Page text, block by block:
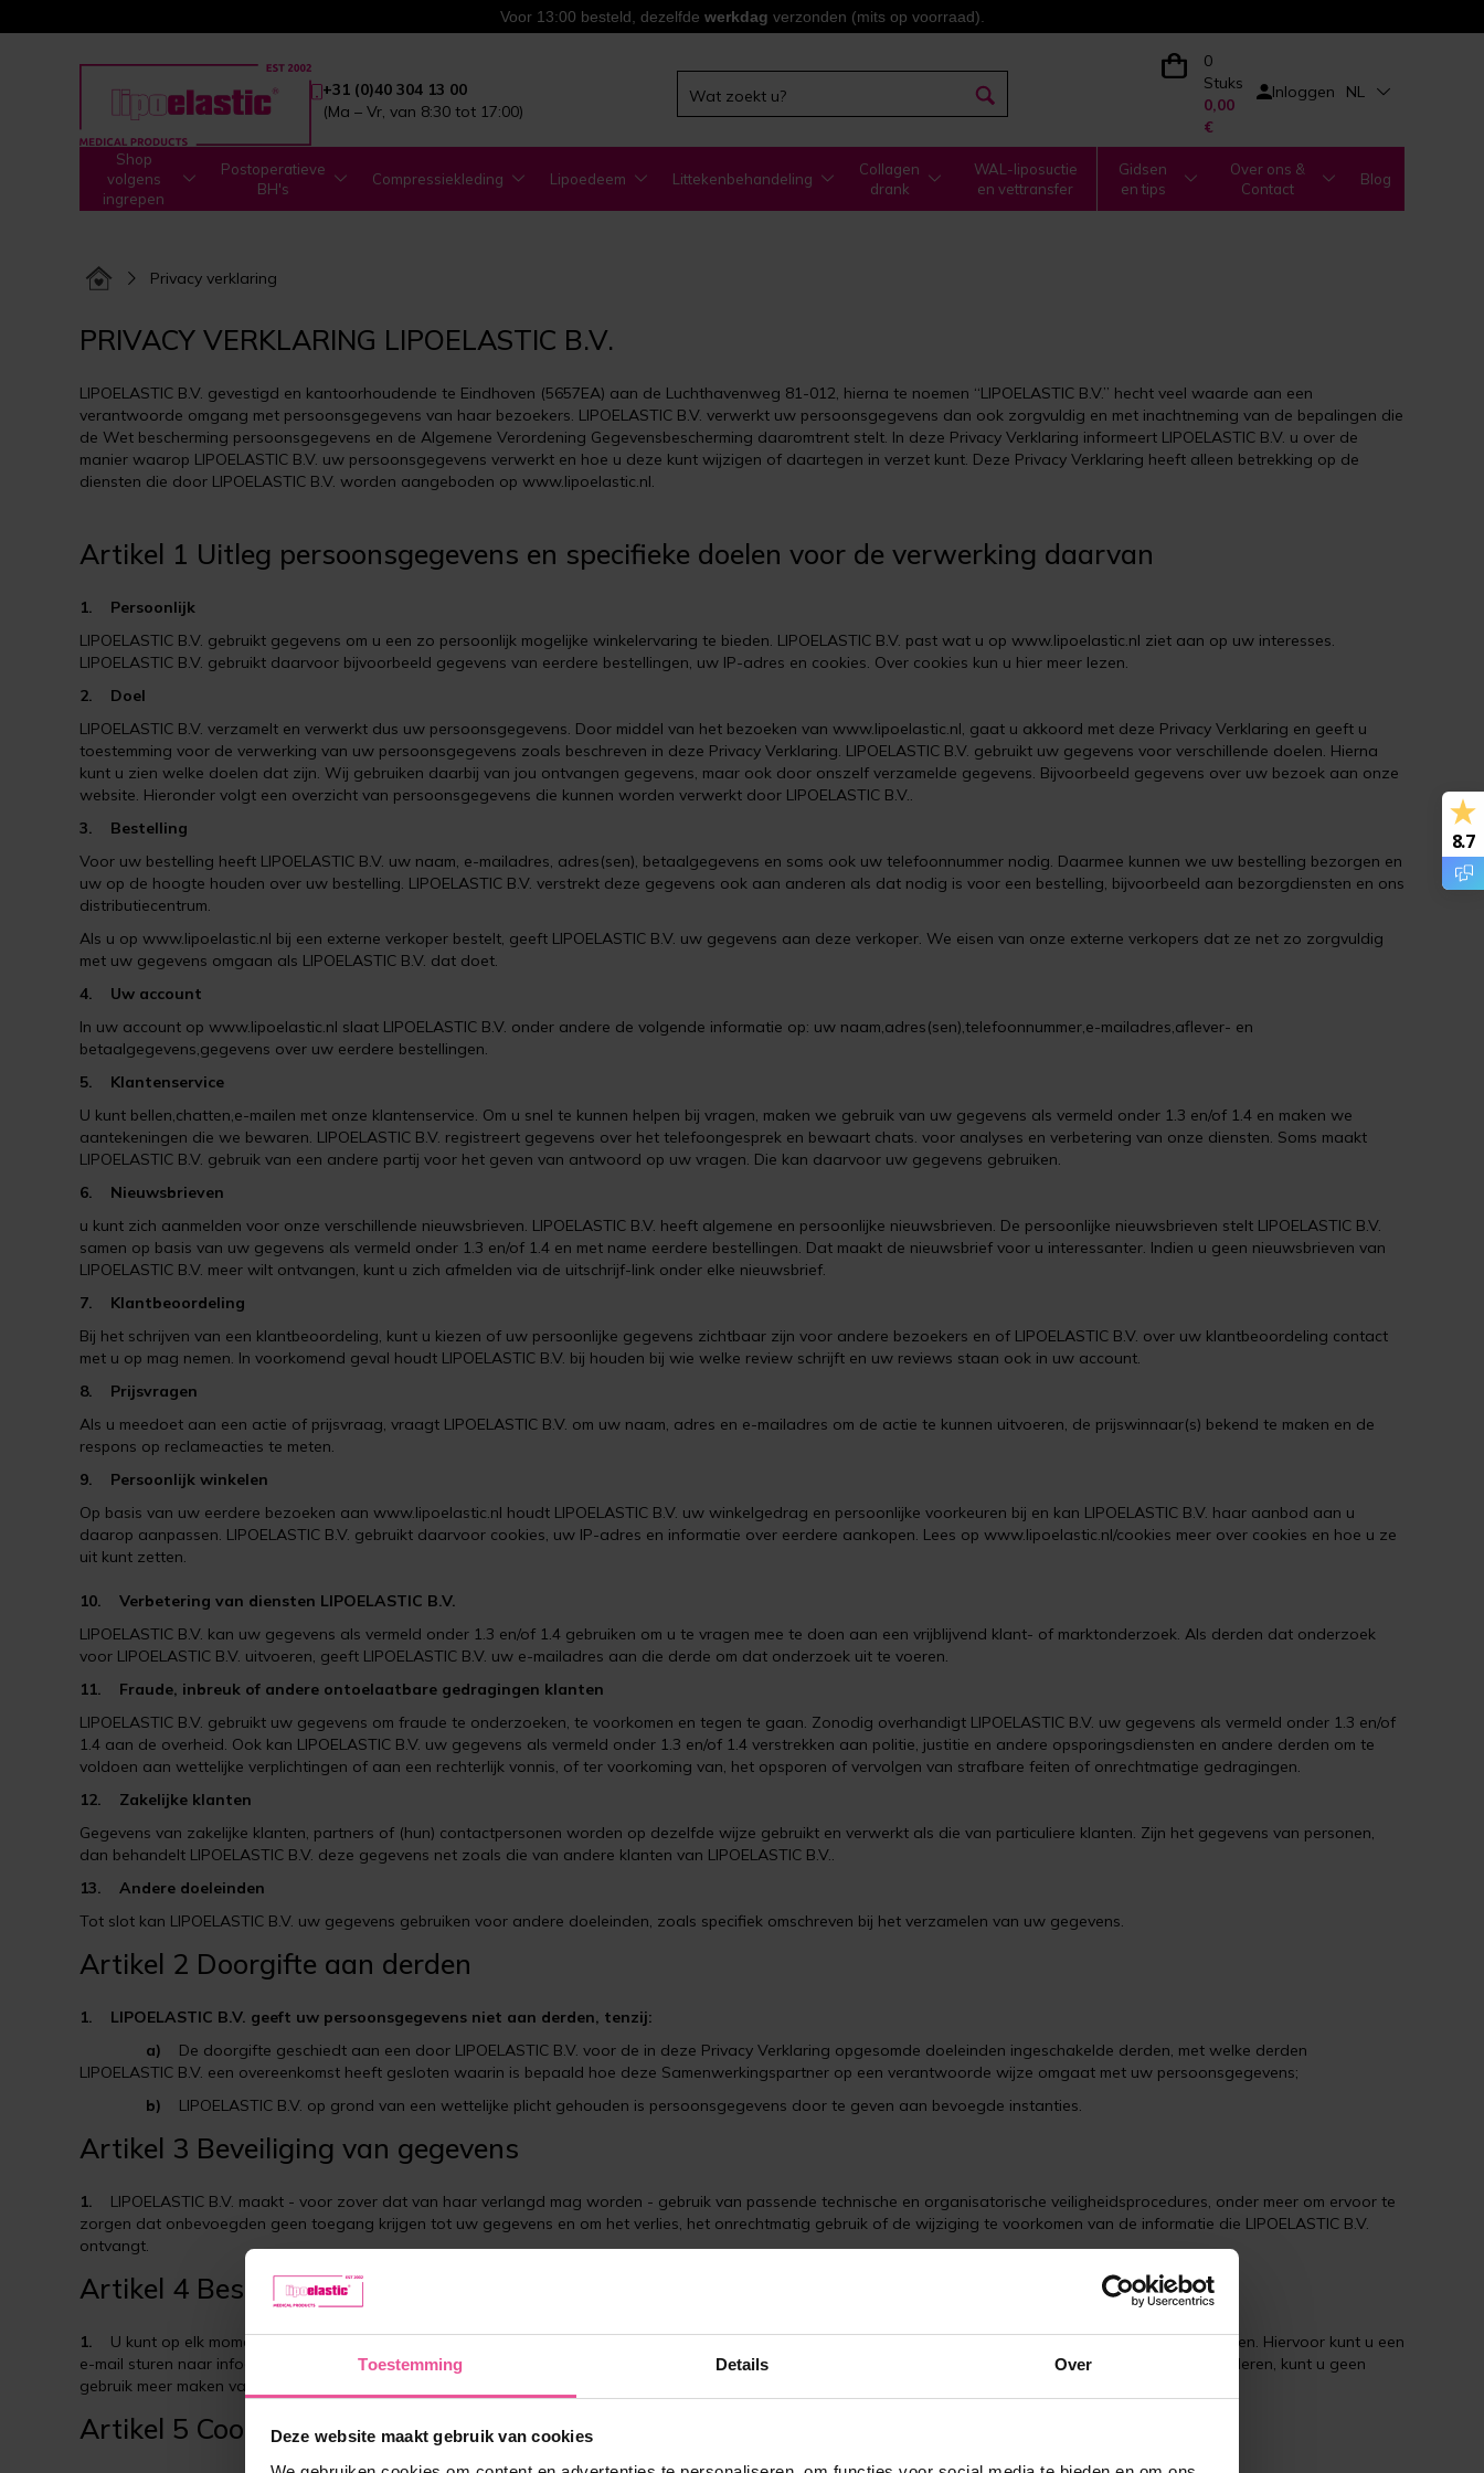
Toestemming Details Over
Deze website maakt gebruik van cookies
Voor 13:00 besteld, dezelfde werkdag verzonden (mits op voorraad).
+31 (0)40 304 13 00
(Ma – Vr, van 8:30 tot 17:00)
0
Stuks
0,00
€
Inloggen NL
Shop
volgens
ingrepen
Postoperatieve
BH's
Compressiekleding Lipoedeem Littekenbehandeling
Collagen
drank
WAL-liposuctie
en vettransfer
Gidsen
en tips
Over ons &
Contact
Blog
Privacy verklaring
PRIVACY VERKLARING LIPOELASTIC B.V.
LIPOELASTIC B.V. gevestigd en kantoorhoudende te Eindhoven (5657EA) aan de Luchthavenweg 81-012, hierna te noemen “LIPOELASTIC B.V.” hecht veel waarde aan een
verantwoorde omgang met persoonsgegevens van haar bezoekers. LIPOELASTIC B.V. verwerkt uw persoonsgegevens dan ook zorgvuldig en met inachtneming van de bepalingen die
de Wet bescherming persoonsgegevens en de Algemene Verordening Gegevensbescherming daaromtrent stelt. In deze Privacy Verklaring informeert LIPOELASTIC B.V. u over de
manier waarop LIPOELASTIC B.V. uw persoonsgegevens verwerkt en hoe u deze kunt wijzigen of daartegen in verzet kunt. Deze Privacy Verklaring heeft alleen betrekking op de
diensten die door LIPOELASTIC B.V. worden aangeboden op www.lipoelastic.nl.
Artikel 1 Uitleg persoonsgegevens en specifieke doelen voor de verwerking daarvan
1. Persoonlijk
LIPOELASTIC B.V. gebruikt gegevens om u een zo persoonlijk mogelijke winkelervaring te bieden. LIPOELASTIC B.V. past wat u op www.lipoelastic.nl ziet aan op uw interesses.
LIPOELASTIC B.V. gebruikt daarvoor bijvoorbeeld gegevens van eerdere bestellingen, uw IP-adres en cookies. Over cookies kun u hier meer lezen.
2. Doel
LIPOELASTIC B.V. verzamelt en verwerkt dus uw persoonsgegevens. Door middel van het bezoeken van www.lipoelastic.nl, gaat u akkoord met deze Privacy Verklaring en geeft u
toestemming voor de verwerking van uw persoonsgegevens zoals beschreven in deze Privacy Verklaring. LIPOELASTIC B.V. gebruikt uw gegevens voor verschillende doelen. Hierna
kunt u zien welke doelen dat zijn. Wij gebruiken daarbij van jou ontvangen gegevens, maar ook door onszelf verzamelde gegevens. Bijvoorbeeld gegevens over uw bezoek aan onze
website. Hieronder volgt een overzicht van persoonsgegevens die kunnen worden verwerkt door LIPOELASTIC B.V..
3. Bestelling
Voor uw bestelling heeft LIPOELASTIC B.V. uw naam, e-mailadres, adres(sen), betaalgegevens en soms ook uw telefoonnummer nodig. Daarmee kunnen we uw bestelling bezorgen en
uw op de hoogte houden over uw bestelling. LIPOELASTIC B.V. verstrekt deze gegevens ook aan anderen als dat nodig is voor een bestelling, bijvoorbeeld aan bezorgdiensten en ons
distributiecentrum.
Als u op www.lipoelastic.nl bij een externe verkoper bestelt, geeft LIPOELASTIC B.V. uw gegevens aan deze verkoper. We eisen van onze externe verkopers dat ze net zo zorgvuldig
met uw gegevens omgaan als LIPOELASTIC B.V. dat doet.
4. Uw account
In uw account op www.lipoelastic.nl slaat LIPOELASTIC B.V. onder andere de volgende informatie op: uw naam,adres(sen),telefoonnummer,e-mailadres,aflever- en
betaalgegevens,gegevens over uw eerdere bestellingen.
5. Klantenservice
U kunt bellen,chatten,e-mailen met onze klantenservice. Om u snel te kunnen helpen bij vragen, maken we gebruik van uw gegevens als vermeld onder 1.3 en/of 1.4 en maken we
aantekeningen die we bewaren. LIPOELASTIC B.V. registreert gegevens over het telefoongesprek en bewaart chats. voor analyses en verbetering van onze diensten. Soms maakt
LIPOELASTIC B.V. gebruik van een andere partij voor het geven van antwoord op uw vragen. Die kan daarvoor uw gegevens gebruiken.
6. Nieuwsbrieven
u kunt zich aanmelden voor onze verschillende nieuwsbrieven. LIPOELASTIC B.V. heeft algemene en persoonlijke nieuwsbrieven. De persoonlijke nieuwsbrieven stelt LIPOELASTIC B.V.
samen op basis van uw gegevens als vermeld onder 1.3 en/of 1.4 en met name eerdere bestellingen. Dat maakt de nieuwsbrief voor u interessanter. Indien u geen nieuwsbrieven van
LIPOELASTIC B.V. meer wilt ontvangen, kunt u zich afmelden via de uitschrijf-link onder elke nieuwsbrief.
7. Klantbeoordeling
Bij het schrijven van een klantbeoordeling, kunt u kiezen of uw persoonlijke gegevens zichtbaar zijn voor andere bezoekers en of LIPOELASTIC B.V. over uw klantbeoordeling contact
met u op mag nemen. In voorkomend geval houdt LIPOELASTIC B.V. bij houden bij wie welke review schrijft en uw reviews staan ook in uw account.
8. Prijsvragen
Als u meedoet aan een actie of prijsvraag, vraagt LIPOELASTIC B.V. om uw naam, adres en e-mailadres om de actie te kunnen uitvoeren, de prijswinnaar(s) bekend te maken en de
respons op reclameacties te meten.
9. Persoonlijk winkelen
Op basis van uw eerdere bezoeken aan www.lipoelastic.nl houdt LIPOELASTIC B.V. uw winkelgedrag en persoonlijke voorkeuren bij en kan LIPOELASTIC B.V. haar aanbod aan u
daarop aanpassen. LIPOELASTIC B.V. gebruikt daarvoor cookies, uw IP-adres en informatie over eerdere aankopen. Lees op www.lipoelastic.nl/cookies meer over cookies en hoe u ze
uit kunt zetten.
10. Verbetering van diensten LIPOELASTIC B.V.
LIPOELASTIC B.V. kan uw gegevens als vermeld onder 1.3 en/of 1.4 gebruiken om u te vragen mee te doen aan een vrijblijvend klant- of marktonderzoek. Als derden dat onderzoek
voor LIPOELASTIC B.V. uitvoeren, geeft LIPOELASTIC B.V. uw e-mailadres aan die derde om dat onderzoek uit te voeren.
11. Fraude, inbreuk of andere ontoelaatbare gedragingen klanten
LIPOELASTIC B.V. gebruikt uw gegevens om fraude te onderzoeken, te voorkomen en tegen te gaan. Zonodig overhandigt LIPOELASTIC B.V. uw gegevens als vermeld onder 1.3 en/of
1.4 aan de overheid. Ook kan LIPOELASTIC B.V. uw gegevens als vermeld onder 1.3 en/of 1.4 verstrekken aan politie, justitie en andere opsporingsdiensten en andere derden om te
voldoen aan wettelijke verplichtingen of aan een rechterlijk vonnis, of ter voorkoming van, het opsporen of vervolgen van strafbare feiten of onrechtmatige gedragingen.
12. Zakelijke klanten
Gegevens van zakelijke klanten, partners of (hun) contactpersonen worden op dezelfde wijze gebruikt en verwerkt als die van particuliere klanten. Zijn het gegevens van personen,
dan behandelt LIPOELASTIC B.V. deze gegevens net zoals die van andere klanten van LIPOELASTIC B.V..
13. Andere doeleinden
Tot slot kan LIPOELASTIC B.V. uw gegevens gebruiken voor andere doeleinden, zoals specifiek omschreven bij het verzamelen van uw gegevens.
Artikel 2 Doorgifte aan derden
1.
LIPOELASTIC B.V. geeft uw persoonsgegevens niet aan derden, tenzij:
a) De doorgifte geschiedt aan een door LIPOELASTIC B.V. voor de in deze Privacy Verklaring opgesomde doeleinden ingeschakelde derden, met welke derden
LIPOELASTIC B.V. een overeenkomst heeft gesloten waarin is bepaald hoe deze Samenwerkingspartner op een verantwoorde wijze omgaat met uw persoonsgegevens;
b) LIPOELASTIC B.V. op grond van een wettelijke plicht gehouden is persoonsgegevens door te geven aan bevoegde instanties.
Artikel 3 Beveiliging van gegevens
1.
LIPOELASTIC B.V. maakt - voor zover dat van haar verlangd mag worden - gebruik van passende technische en organisatorische veiligheidsprocedures, onder meer om ervoor te
zorgen dat onbevoegden geen toegang krijgen tot uw gegevens en om het verlies, het onrechtmatig gebruik of de wijziging te voorkomen van de informatie die LIPOELASTIC B.V.
ontvangt.
Artikel 4 Beschikbaarheid en wijziging van uw gegevens
1.
U kunt op elk moment inzage vragen in uw persoonsgegevens die we verwerken. Ook kunt u een verzoek doen om uw gegevens laten wijzigen of verwijderen. Hiervoor kunt u een
e-mail sturen naar info@lipoelastic.nl of gebruik maken van de de-autorisatie mogelijkheid in uw account. Als u ervoor kiest om uw persoonsgegevens te verwijderen, kunt u geen
gebruik meer maken van de website, omdat de verwerking van uw persoonsgegevens essentieel is voor de werking van het website.
Artikel 5 Cookies
8.7